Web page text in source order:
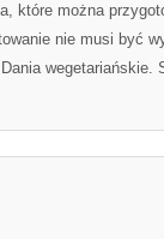
które można
nie musi być
wegetariańskie.